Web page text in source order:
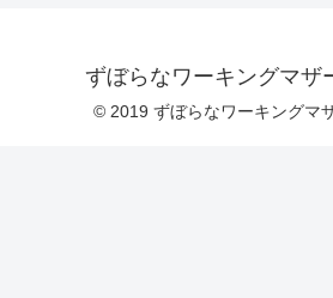
ずぼらなワーキングマザ
© 2019 ずぼらなワーキングマ